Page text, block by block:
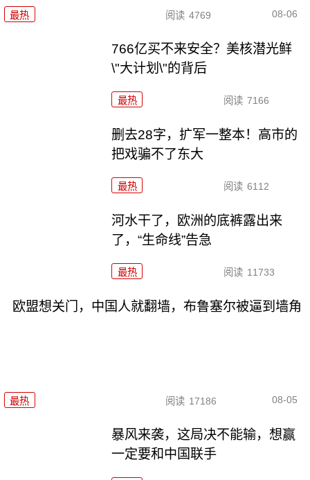
最热 阅读 4769 08-06
766亿买不来安全？美核潜光鲜
\"大计划\"的背后
最热 阅读 7166
删去28字，扩军一整本！高市的
把戏骗不了东大
最热 阅读 6112
河水干了，欧洲的底裤露出来
了，“生命线”告急
最热 阅读 11733
欧盟想关门，中国人就翻墙，布鲁塞尔被逼到墙角
最热 阅读 17186 08-05
暴风来袭，这局决不能输，想赢
一定要和中国联手